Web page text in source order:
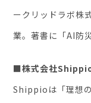
ークリッドラボ株
業。著書に「AI防
■株式会社
Shippioは「理想